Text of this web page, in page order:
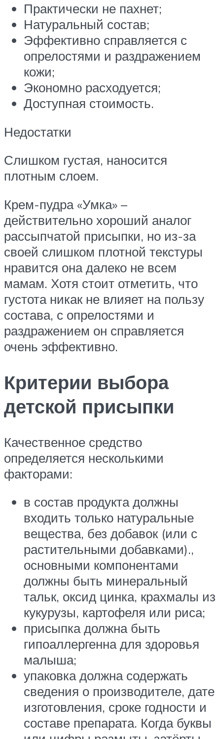
Практически не пахнет;
Натуральный состав;
Эффективно справляется с
опрелостями и раздражением
кожи;
Экономно расходуется;
Доступная стоимость.
Недостатки
Слишком густая, наносится
плотным слоем.
Крем-пудра «Умка» –
действительно хороший аналог
рассыпчатой присыпки, но из-за
своей слишком плотной текстуры
нравится она далеко не всем
мамам. Хотя стоит отметить, что
густота никак не влияет на пользу
состава, с опрелостями и
раздражением он справляется
очень эффективно.
Критерии выбора
детской присыпки
Качественное средство
определяется несколькими
факторами:
в состав продукта должны
входить только натуральные
вещества, без добавок (или с
растительными добавками).,
основными компонентами
должны быть минеральный
тальк, оксид цинка, крахмалы из
кукурузы, картофеля или риса;
присыпка должна быть
гипоаллергенна для здоровья
малыша;
упаковка должна содержать
сведения о производителе, дате
изготовления, сроке годности и
составе препарата. Когда буквы